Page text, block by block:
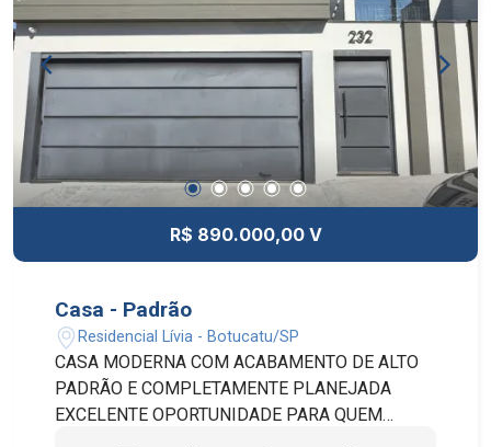
R$ 890.000,00 V
Casa - Padrão
Residencial Lívia - Botucatu/SP
CASA MODERNA COM ACABAMENTO DE ALTO
PADRÃO E COMPLETAMENTE PLANEJADA
EXCELENTE OPORTUNIDADE PARA QUEM